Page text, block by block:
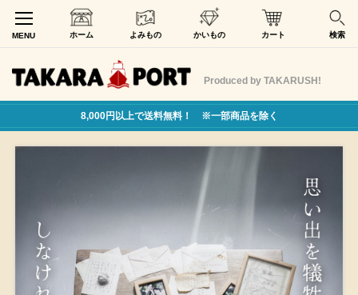
MENU ホーム よみもの かいもの カート 検索
Produced by TAKARUSH!
8,000円以上で送料無料！ ※一部商品を除く